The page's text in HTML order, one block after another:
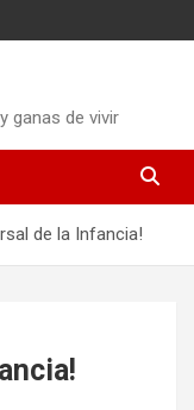
ganas de vivir
de la Infancia!